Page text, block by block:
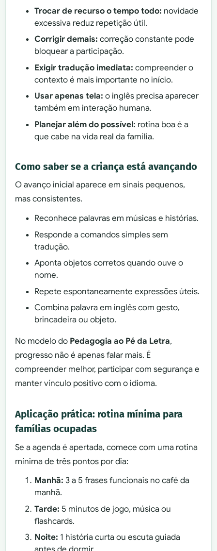
Trocar de recurso o tempo todo: novidade
excessiva reduz repetição útil.
Corrigir demais: correção constante pode
bloquear a participação.
Exigir tradução imediata: compreender o
contexto é mais importante no início.
Usar apenas tela: o inglês precisa aparecer
também em interação humana.
Planejar além do possível: rotina boa é a
que cabe na vida real da família.
Como saber se a criança está avançando
O avanço inicial aparece em sinais pequenos,
mas consistentes.
Reconhece palavras em músicas e histórias.
Responde a comandos simples sem
tradução.
Aponta objetos corretos quando ouve o
nome.
Repete espontaneamente expressões úteis.
Combina palavra em inglês com gesto,
brincadeira ou objeto.
No modelo do Pedagogia ao Pé da Letra,
progresso não é apenas falar mais. É
compreender melhor, participar com segurança e
manter vínculo positivo com o idioma.
Aplicação prática: rotina mínima para
famílias ocupadas
Se a agenda é apertada, comece com uma rotina
mínima de três pontos por dia:
Manhã: 3 a 5 frases funcionais no café da
manhã.
Tarde: 5 minutos de jogo, música ou
flashcards.
Noite: 1 história curta ou escuta guiada